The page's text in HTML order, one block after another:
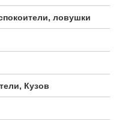
ловушки
Кузов